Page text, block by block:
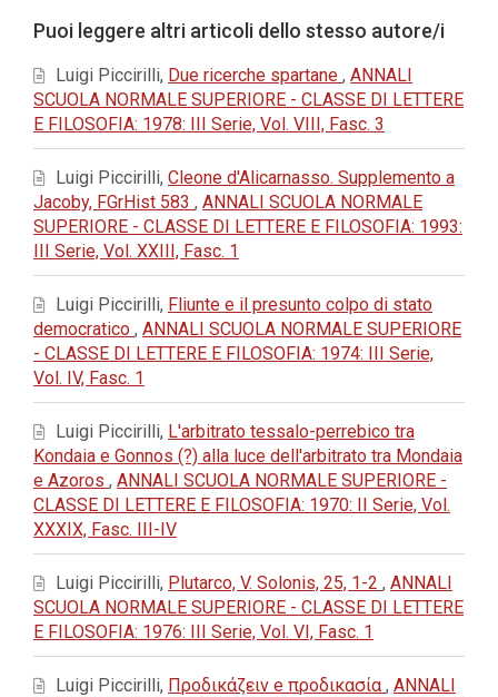
dell'articolo
Puoi leggere altri articoli dello stesso autore/i
Luigi Piccirilli, Due ricerche spartane , ANNALI
SCUOLA NORMALE SUPERIORE - CLASSE DI LETTERE
E FILOSOFIA: 1978: III Serie, Vol. VIII, Fasc. 3
Luigi Piccirilli, Cleone d'Alicarnasso. Supplemento a
Jacoby, FGrHist 583 , ANNALI SCUOLA NORMALE
SUPERIORE - CLASSE DI LETTERE E FILOSOFIA: 1993:
III Serie, Vol. XXIII, Fasc. 1
Luigi Piccirilli, Fliunte e il presunto colpo di stato
democratico , ANNALI SCUOLA NORMALE SUPERIORE
- CLASSE DI LETTERE E FILOSOFIA: 1974: III Serie,
Vol. IV, Fasc. 1
Luigi Piccirilli, L'arbitrato tessalo-perrebico tra
Kondaia e Gonnos (?) alla luce dell'arbitrato tra Mondaia
e Azoros , ANNALI SCUOLA NORMALE SUPERIORE -
CLASSE DI LETTERE E FILOSOFIA: 1970: II Serie, Vol.
XXXIX, Fasc. III-IV
Luigi Piccirilli, Plutarco, V. Solonis, 25, 1-2 , ANNALI
SCUOLA NORMALE SUPERIORE - CLASSE DI LETTERE
E FILOSOFIA: 1976: III Serie, Vol. VI, Fasc. 1
Luigi Piccirilli, Προδικάζειν e προδικασία , ANNALI